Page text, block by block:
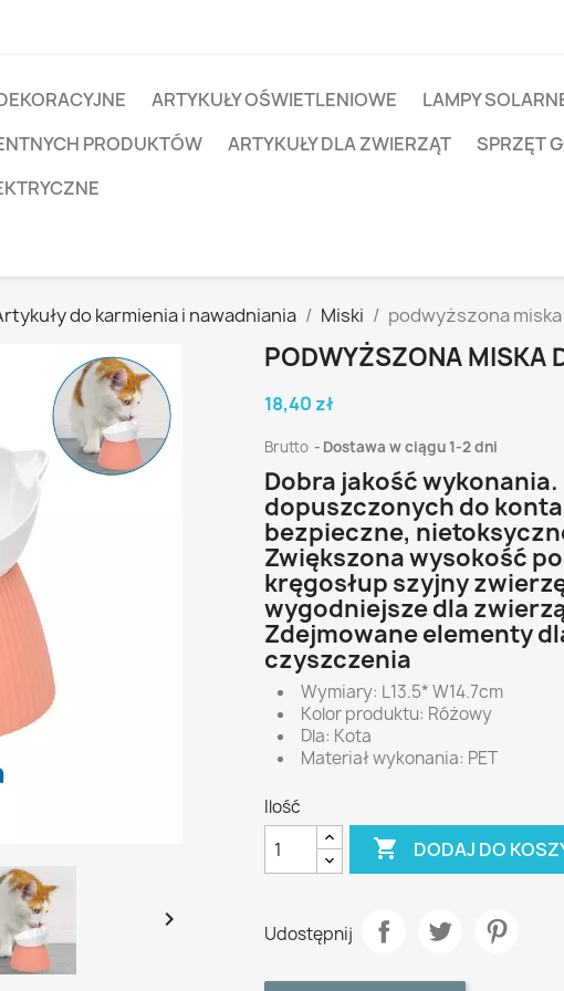
ARTYKUŁY OŚWIETLENIOWE LAMPY
PRODUKTÓW
ARTYKUŁY DLA ZWIERZĄT
SPRZĘT
do karmienia i nawadniania Miski podwyższona

PODWYŻSZONA MISKA
18,40 zł
Brutto Dostawa w ciągu 1-2 dni
Dobra jakość wykonania.
dopuszczonych do
bezpieczne,
Zwiększona wysokość
kręgosłup szyjny
wygodniejsze dla
Zdejmowane elementy
czyszczenia
Wymiary: L13.5* W14.7cm
Kolor produktu: Różowy
Dla: Kota
Materiał wykonania: PET
Ilość
 DODAJ DO
Udostępnij